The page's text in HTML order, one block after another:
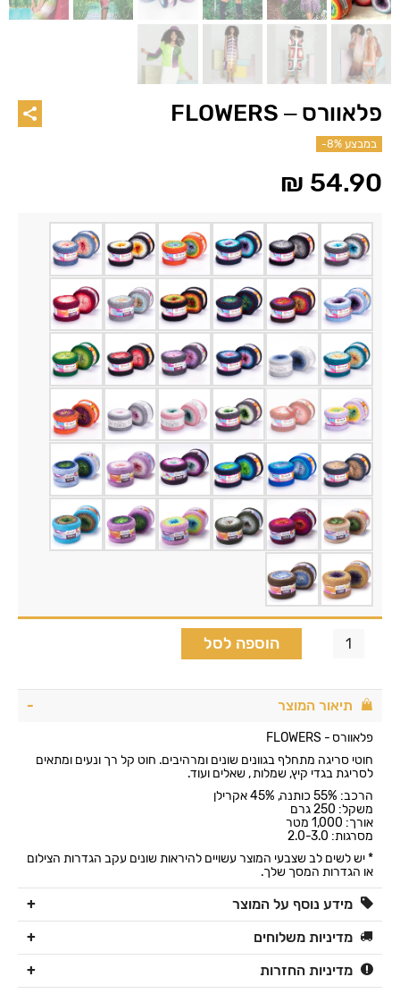
פלאוורס – FLOWERS
במבצע -8%
₪ 54.90
הוספה לסל
תיאור המוצר
פלאוורס - FLOWERS
חוטי סריגה מתחלף בגוונים שונים ומרהיבים. חוט קל רך ונעים ומתאים
לסריגת בגדי קיץ, שמלות , שאלים ועוד.
הרכב: 55% כותנה, 45% אקרילן
משקל: 250 גרם
אורך: 1,000 מטר
מסרגות: 2.0-3.0
* יש לשים לב שצבעי המוצר עשויים להיראות שונים עקב הגדרות הצילום
או הגדרות המסך שלך.
מידע נוסף על המוצר
מדיניות משלוחים
מדיניות החזרות